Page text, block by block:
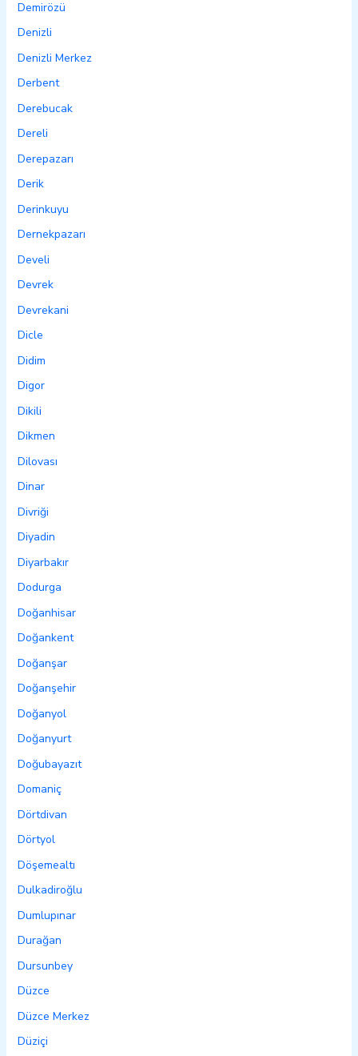
Demirözü
Denizli
Denizli Merkez
Derbent
Derebucak
Dereli
Derepazarı
Derik
Derinkuyu
Dernekpazarı
Develi
Devrek
Devrekani
Dicle
Didim
Digor
Dikili
Dikmen
Dilovası
Dinar
Divriği
Diyadin
Diyarbakır
Dodurga
Doğanhisar
Doğankent
Doğanşar
Doğanşehir
Doğanyol
Doğanyurt
Doğubayazıt
Domaniç
Dörtdivan
Dörtyol
Döşemealtı
Dulkadiroğlu
Dumlupınar
Durağan
Dursunbey
Düzce
Düzce Merkez
Düziçi